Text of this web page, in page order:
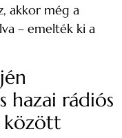
akkor még a
– emelték ki a
hazai rádiós
között